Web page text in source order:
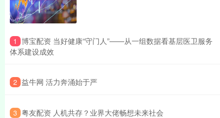
1 ​博宝配资 当好健康“守门人”——从一组数据看基层医卫服务
体系建设成效
2 ​益牛网 活力奔涌始于严
3 ​粤友配资 人机共存？业界大佬畅想未来社会